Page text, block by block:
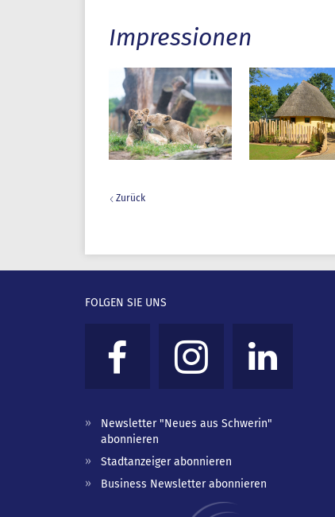
Impressionen
Zurück
FOLGEN SIE UNS
Newsletter "Neues aus Schwerin"
abonnieren
Stadtanzeiger abonnieren
Business Newsletter abonnieren